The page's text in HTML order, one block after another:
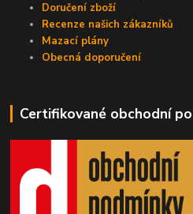
Doručení zboží
Recenze našich zákazníků
Mazací plány
Obecná doporučení
Certifikované obchodní